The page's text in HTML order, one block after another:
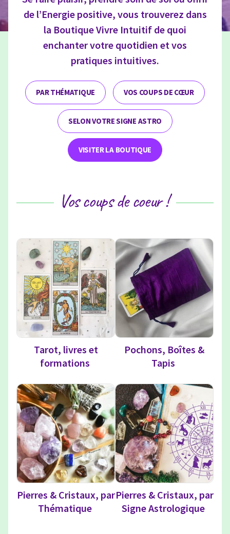
de l’Energie positive, vous trouverez dans
la Boutique Vivre Intuitif de quoi
enchanter votre quotidien et vos
pratiques intuitives.
PAR THÉMATIQUE VOS COUPS DE CŒUR
SELON VOTRE SIGNE ASTRO
VISITER LA BOUTIQUE
Vos coups de coeur !
Tarot, livres et
formations
Pochons, Boîtes &
Tapis
Pierres & Cristaux, par
Thématique
Pierres & Cristaux, par
Signe Astrologique